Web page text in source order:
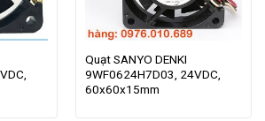
Quạt SANYO DENKI
9WF0624H7D03, 24VDC,
60x60x15mm